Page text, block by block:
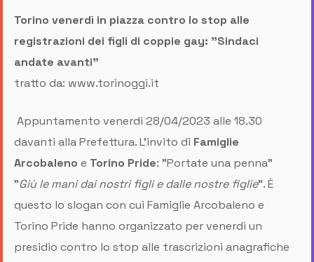
Torino venerdì in piazza contro lo stop alle
registrazioni dei figli di coppie gay: "Sindaci
andate avanti"
tratto da: www.torinoggi.it
Appuntamento venerdì 28/04/2023 alle 18.30
davanti alla Prefettura. L'invito di Famiglie
Arcobaleno e Torino Pride: "Portate una penna"
"Giù le mani dai nostri figli e dalle nostre figlie". È
questo lo slogan con cui Famiglie Arcobaleno e
Torino Pride hanno organizzato per venerdì un
presidio contro lo stop alle trascrizioni anagrafiche